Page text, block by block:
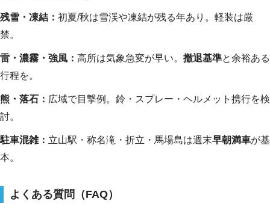
残雪・凍結： 初夏/秋は雪渓や凍結が残る年あり。軽装は厳
禁。
雷・濃霧・強風： 高所は気象急変が早い。 撤退基準と余裕ある
行程を。
熊・落石： 広域で目撃例。鈴・スプレー・ヘルメット携行を検
討。
駐車混雑： 立山駅・称名滝・折立・馬場島は週末早朝満車が基
本。
よくある質問（FAQ）